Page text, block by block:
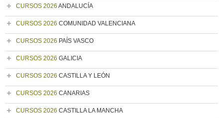
CURSOS 2026 ANDALUCÍA
CURSOS 2026 COMUNIDAD VALENCIANA
CURSOS 2026 PAÍS VASCO
CURSOS 2026 GALICIA
CURSOS 2026 CASTILLA Y LEÓN
CURSOS 2026 CANARIAS
CURSOS 2026 CASTILLA LA MANCHA